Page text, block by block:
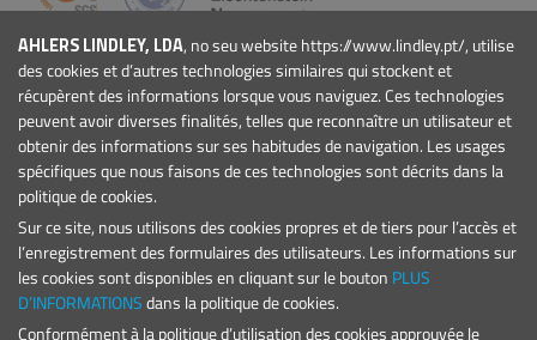
AHLERS LINDLEY, LDA, no seu website https://www.lindley.pt/, utilise
des cookies et d’autres technologies similaires qui stockent et
récupèrent des informations lorsque vous naviguez. Ces technologies
peuvent avoir diverses finalités, telles que reconnaître un utilisateur et
obtenir des informations sur ses habitudes de navigation. Les usages
spécifiques que nous faisons de ces technologies sont décrits dans la
politique de cookies.
Sur ce site, nous utilisons des cookies propres et de tiers pour l’accès et
l’enregistrement des formulaires des utilisateurs. Les informations sur
les cookies sont disponibles en cliquant sur le bouton PLUS
D’INFORMATIONSdans la politique de cookies.
Conformément à la politique d’utilisation des cookies approuvée le
ENTREPRISE
Qui Sommes-nous
Actualités
Événements
Projets
Conditions Générales
PRODUITS
Marinas et Ports de Plaisance
Signalisation maritime